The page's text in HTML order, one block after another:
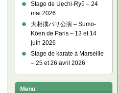
Stage de Uechi-Ryû – 24
mai 2026
大相撲パリ公演 – Sumo-
Kōen de Paris – 13 et 14
juin 2026
Stage de karate à Marseille
– 25 et 26 avril 2026
Menu